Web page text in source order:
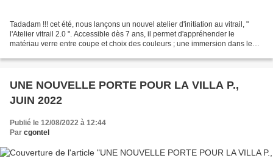
Tadadam !!! cet été, nous lançons un nouvel atelier d'initiation au vitrail, "
l'Atelier vitrail 2.0 ". Accessible dès 7 ans, il permet d'appréhender le
matériau verre entre coupe et choix des couleurs ; une immersion dans le
UNE NOUVELLE PORTE POUR LA VILLA P.,
JUIN 2022
Publié le 12/08/2022 à 12:44
Par cgontel